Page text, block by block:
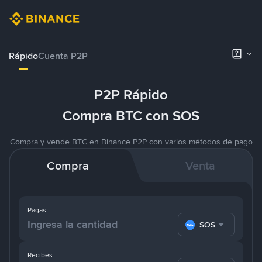
RápidoCuenta P2P
P2P Rápido
Compra BTC con SOS
Compra y vende BTC en Binance P2P con varios métodos de pago
Compra Venta
Pagas
SOS
Recibes